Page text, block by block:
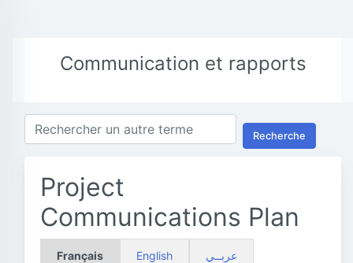
Communication et rapports
Recherche
Project
Communications Plan
Français English عربــي